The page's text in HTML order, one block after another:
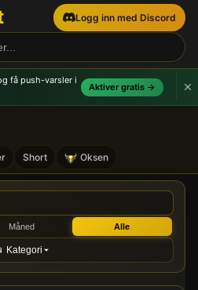
Logg inn med Discord
få push-varsler i
Aktiver gratis →
Short Oksen
-
Måned Alle
Kategori